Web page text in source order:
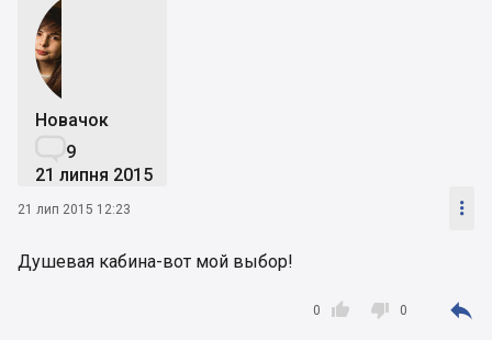
Новачок
9
21 липня 2015
21 лип 2015 12:23 
Душевая кабина-вот мой выбор!

0  0 